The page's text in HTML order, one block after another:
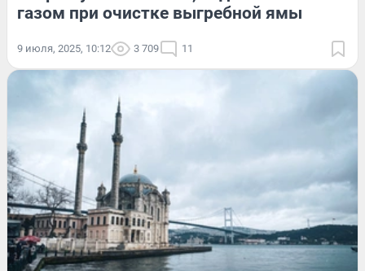
газом при очистке выгребной ямы
9 июля, 2025, 10:12 3 709 11